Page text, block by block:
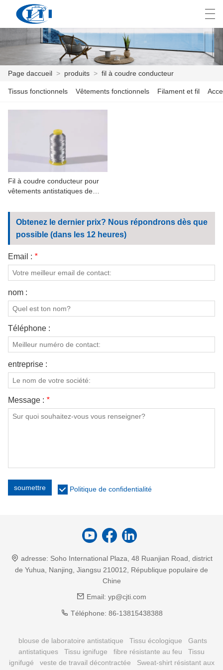
PAGE DACCUEIL
PERSONNALISATION
À PROPOS DE NOUS
NOUVELLES
CONTACTEZ NOUS
VIDÉOS
العربية česky Deutsch
Page daccueil > produits > fil à coudre conducteur
Tissus fonctionnels Vêtements fonctionnels Filament et fil
Fil à coudre conducteur pour
vêtements antistatiques de
Obtenez le dernier prix? Nous répondrons dès que
possible (dans les 12 heures)
Email : *
nom :
Téléphone :
entreprise :
Message : *
soumettre Politique de confidentialité
adresse: Soho International Plaza, 48 Ruanjian Road, district
de Yuhua, Nanjing, Jiangsu 210012, République populaire de
Chine
Email: yp@cjti.com
Téléphone: 86-13815438388
blouse de laboratoire antistatique Tissu écologique
Gants
antistatiques
Tissu ignifuge fibre résistante au feu
Tissu
ignifugé
veste de travail décontractée
Sweat-shirt résistant aux